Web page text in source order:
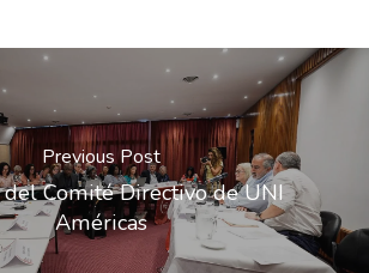
Previous Post
del Comité Directivo de UNI
Américas